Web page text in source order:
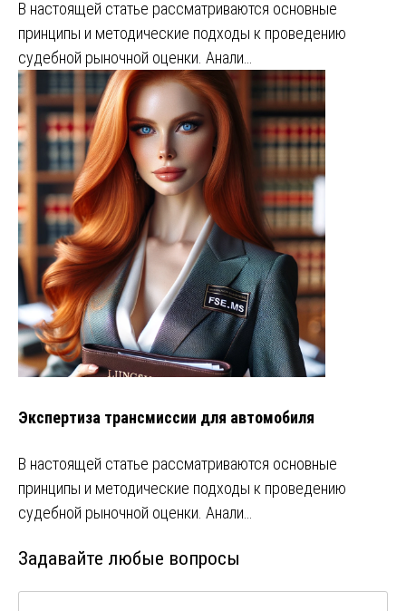
В настоящей статье рассматриваются основные
принципы и методические подходы к проведению
судебной рыночной оценки. Анали…
Экспертиза трансмиссии для автомобиля
В настоящей статье рассматриваются основные
принципы и методические подходы к проведению
судебной рыночной оценки. Анали…
Задавайте любые вопросы